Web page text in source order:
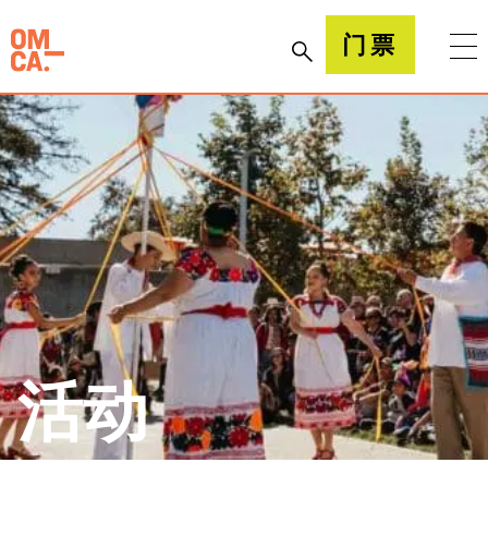
到
内
容
加州奥克兰博物馆(OMCA) 门票
活动